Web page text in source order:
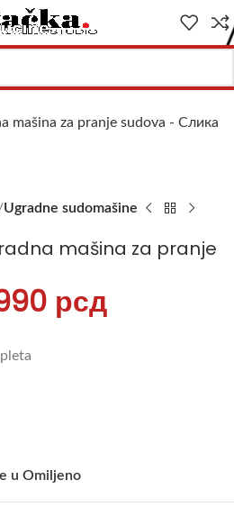
Ugradne sudomašine
mašina za pranje
рсд
u Omiljeno